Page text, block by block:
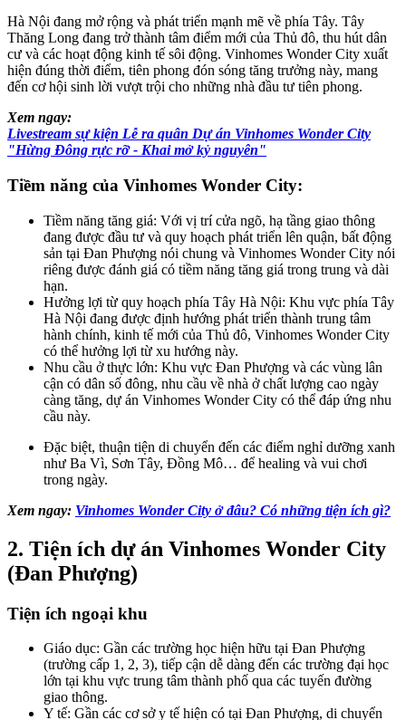
Hà Nội đang mở rộng và phát triển mạnh mẽ về phía Tây. Tây
Thăng Long đang trở thành tâm điểm mới của Thủ đô, thu hút dân
cư và các hoạt động kinh tế sôi động. Vinhomes Wonder City xuất
hiện đúng thời điểm, tiên phong đón sóng tăng trưởng này, mang
đến cơ hội sinh lời vượt trội cho những nhà đầu tư tiên phong.
Xem ngay:
Livestream sự kiện Lễ ra quân Dự án Vinhomes Wonder City
"Hừng Đông rực rỡ - Khai mở kỷ nguyên"
Tiềm năng của Vinhomes Wonder City:
Tiềm năng tăng giá: Với vị trí cửa ngõ, hạ tầng giao thông
đang được đầu tư và quy hoạch phát triển lên quận, bất động
sản tại Đan Phượng nói chung và Vinhomes Wonder City nói
riêng được đánh giá có tiềm năng tăng giá trong trung và dài
hạn.
Hưởng lợi từ quy hoạch phía Tây Hà Nội: Khu vực phía Tây
Hà Nội đang được định hướng phát triển thành trung tâm
hành chính, kinh tế mới của Thủ đô, Vinhomes Wonder City
có thể hưởng lợi từ xu hướng này.
Nhu cầu ở thực lớn: Khu vực Đan Phượng và các vùng lân
cận có dân số đông, nhu cầu về nhà ở chất lượng cao ngày
càng tăng, dự án Vinhomes Wonder City có thể đáp ứng nhu
cầu này.
Đặc biệt, thuận tiện di chuyển đến các điểm nghỉ dưỡng xanh
như Ba Vì, Sơn Tây, Đồng Mô… để healing và vui chơi
trong ngày.
Xem ngay: Vinhomes Wonder City ở đâu? Có những tiện ích gì?
2. Tiện ích dự án Vinhomes Wonder City
(Đan Phượng)
Tiện ích ngoại khu
Giáo dục: Gần các trường học hiện hữu tại Đan Phượng
(trường cấp 1, 2, 3), tiếp cận dễ dàng đến các trường đại học
lớn tại khu vực trung tâm thành phố qua các tuyến đường
giao thông.
Y tế: Gần các cơ sở y tế hiện có tại Đan Phượng, di chuyển